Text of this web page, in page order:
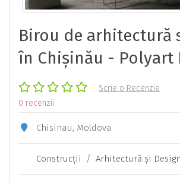
Birou de arhitectură
în Chișinău - Polyart
Scrie o Recenzie
0 recenzii
Chisinau, Moldova
Construcţii / Arhitectură şi Design